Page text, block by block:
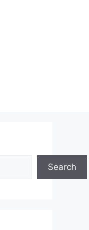
Search